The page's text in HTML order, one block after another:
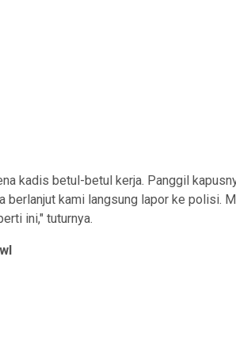
kadis betul-betul kerja. Panggil
berlanjut kami langsung lapor ke polisi.
ini," tuturnya.